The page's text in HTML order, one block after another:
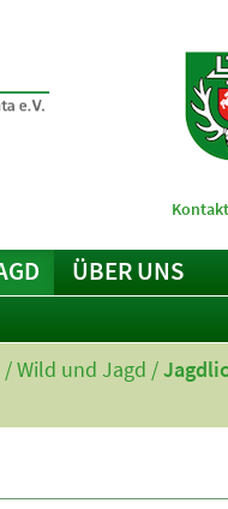
ÜBER UNS
/Wild und Jagd /